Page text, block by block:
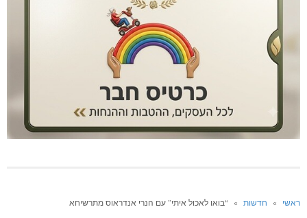
ראשי » חדשות » “בואו לאכול איתי” עם הנרי אנדראוס מתרשיחא